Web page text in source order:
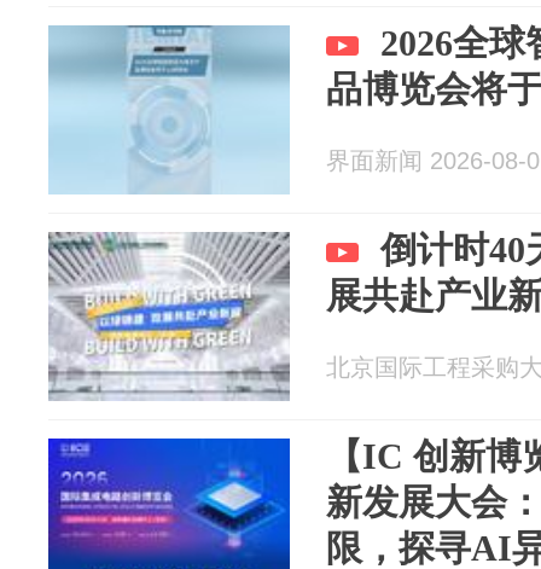
2026全
品博览会将
界面新闻 2026-08-
倒计时40
展共赴产业
北京国际工程采购
【IC 创新
新发展大会
限，探寻AI